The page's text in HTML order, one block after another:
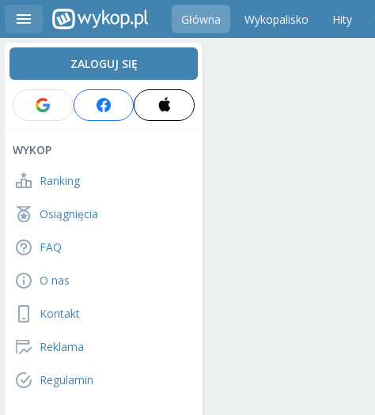
Główna Wykopalisko Hity
ZALOGUJ SIĘ
WYKOP
Ranking
Osiągnięcia
FAQ
O nas
Kontakt
Reklama
Regulamin